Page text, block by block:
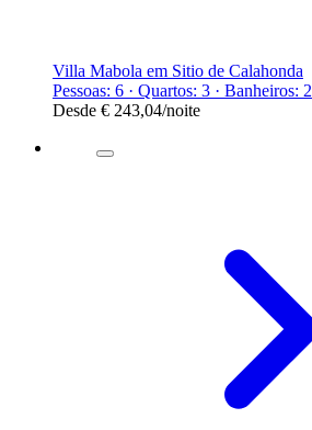
Villa Mabola em Sitio de Calahonda
Pessoas: 6 · Quartos: 3 · Banheiros: 2
Desde € 243,04/noite